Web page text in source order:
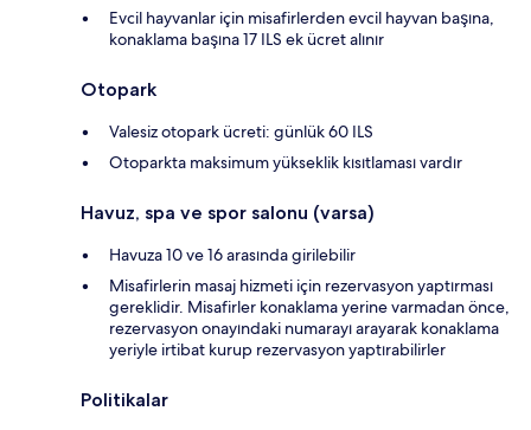
Evcil hayvanlar için misafirlerden evcil hayvan başına,
konaklama başına 17 ILS ek ücret alınır
Otopark
Valesiz otopark ücreti: günlük 60 ILS
Otoparkta maksimum yükseklik kısıtlaması vardır
Havuz, spa ve spor salonu (varsa)
Havuza 10 ve 16 arasında girilebilir
Misafirlerin masaj hizmeti için rezervasyon yaptırması
gereklidir. Misafirler konaklama yerine varmadan önce,
rezervasyon onayındaki numarayı arayarak konaklama
yeriyle irtibat kurup rezervasyon yaptırabilirler
Politikalar